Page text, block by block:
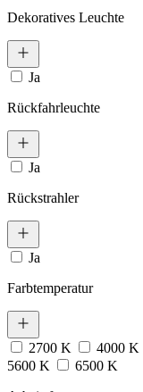
Dekoratives Leuchte
Ja
Rückfahrleuchte
Ja
Rückstrahler
Ja
Farbtemperatur
2700 K 4000 K
5600 K
6500 K